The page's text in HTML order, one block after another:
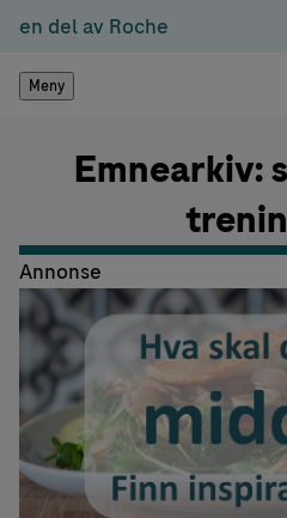
en del av Roche
Meny
Emnearkiv:
Annonse